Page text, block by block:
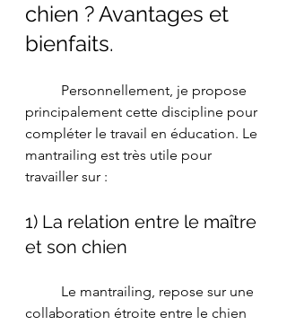
chien ? Avantages et
bienfaits.
principalement cette discipline pour
compléter le travail en éducation. Le
mantrailing est très utile pour
travailler sur :
1) La relation entre le maître
et son chien
collaboration étroite entre le chien